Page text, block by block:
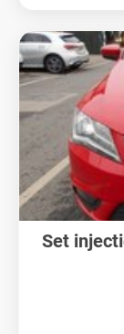
Set